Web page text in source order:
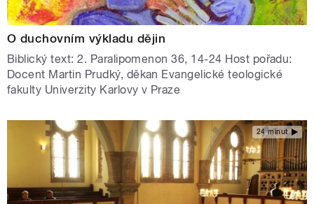
O duchovním výkladu dějin
Biblický text: 2. Paralipomenon 36, 14-24 Host pořadu:
Docent Martin Prudký, děkan Evangelické teologické
fakulty Univerzity Karlovy v Praze
24 minut